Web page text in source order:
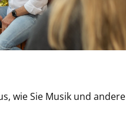
wie Sie Musik und andere